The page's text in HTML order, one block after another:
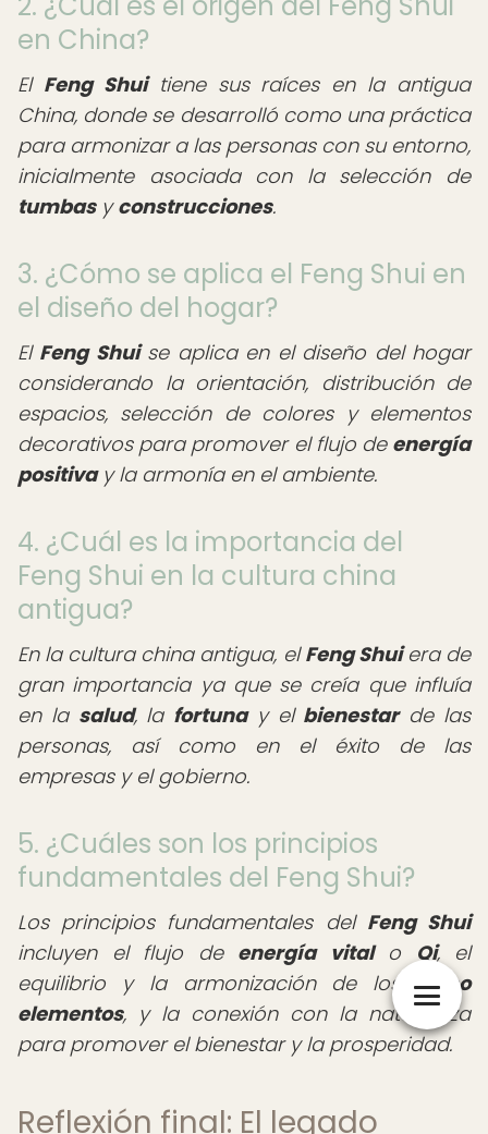
en China?
El Feng Shuitiene sus raíces en la antigua
China, donde se desarrolló como una práctica
para armonizar a las personas con su entorno,
inicialmente asociada con la selección de
tumbasyconstrucciones.
3. ¿Cómo se aplica el Feng Shui en
el diseño del hogar?
El Feng Shuise aplica en el diseño del hogar
considerando la orientación, distribución de
espacios, selección de colores y elementos
decorativos para promover el flujo de energía
positivay la armonía en el ambiente.
4. ¿Cuál es la importancia del
Feng Shui en la cultura china
antigua?
En la cultura china antigua, elFeng Shuiera de
gran importancia ya que se creía que influía
en la salud, la fortunay el bienestarde las
personas, así como en el éxito de las
empresas y el gobierno.
5. ¿Cuáles son los principios
fundamentales del Feng Shui?
Los principios fundamentales del Feng Shui
incluyen el flujo de energía vitalo Qi, el
equilibrio y la armonización de loscinco
elementos, y la conexión con la naturaleza
para promover el bienestar y la prosperidad.
Reflexión final: El legado